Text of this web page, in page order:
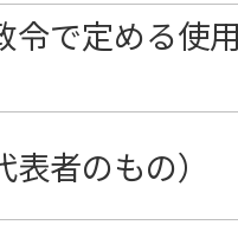
令で定める使
者のもの）